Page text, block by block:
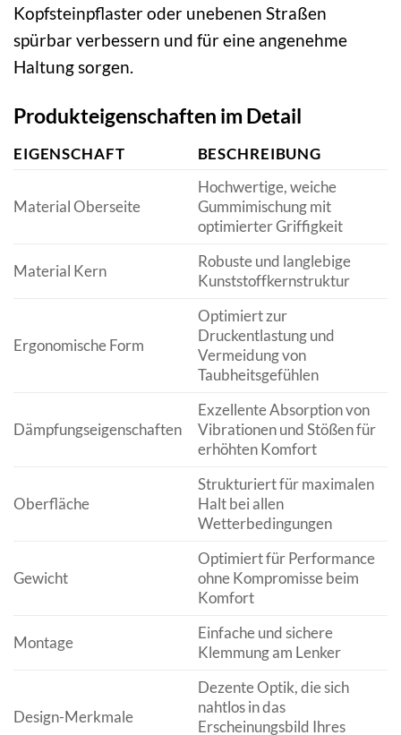
Kopfsteinpflaster oder unebenen Straßen
spürbar verbessern und für eine angenehme
Haltung sorgen.
Produkteigenschaften im Detail
EIGENSCHAFT BESCHREIBUNG
Material Oberseite
Hochwertige, weiche
Gummimischung mit
optimierter Griffigkeit
Material Kern
Robuste und langlebige
Kunststoffkernstruktur
Ergonomische Form
Optimiert zur
Druckentlastung und
Vermeidung von
Taubheitsgefühlen
Dämpfungseigenschaften
Exzellente Absorption von
Vibrationen und Stößen für
erhöhten Komfort
Oberfläche
Strukturiert für maximalen
Halt bei allen
Wetterbedingungen
Gewicht
Optimiert für Performance
ohne Kompromisse beim
Komfort
Montage
Einfache und sichere
Klemmung am Lenker
Design-Merkmale
Dezente Optik, die sich
nahtlos in das
Erscheinungsbild Ihres